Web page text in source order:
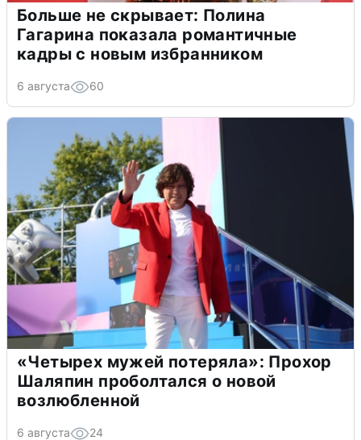
Больше не скрывает: Полина
Гагарина показала романтичные
кадры с новым избранником
6 августа 60
«Четырех мужей потеряла»: Прохор
Шаляпин проболтался о новой
возлюбленной
6 августа 24